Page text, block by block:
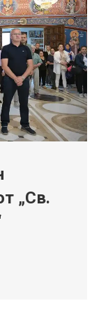
„Св.